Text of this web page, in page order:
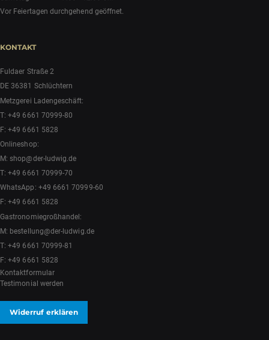
Vor Feiertagen durchgehend geöffnet.
KONTAKT
Fuldaer Straße 2
DE 36381 Schlüchtern
Metzgerei Ladengeschäft:
T:+49 6661 70999-80
F: +49 6661 5828
Onlineshop:
M:shop@der-ludwig.de
T:+49 6661 70999-70
WhatsApp: +49 6661 70999-60
F: +49 6661 5828
Gastronomiegroßhandel:
M: bestellung@der-ludwig.de
T:+49 6661 70999-81
F: +49 6661 5828
Kontaktformular
Testimonial werden
Widerruf erklären